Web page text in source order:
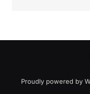
Proudly powered by